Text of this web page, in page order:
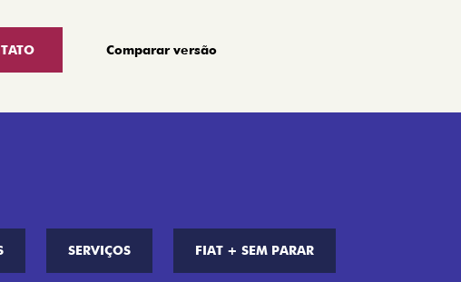
Comparar versão
SERVIÇOS FIAT + SEM PARAR